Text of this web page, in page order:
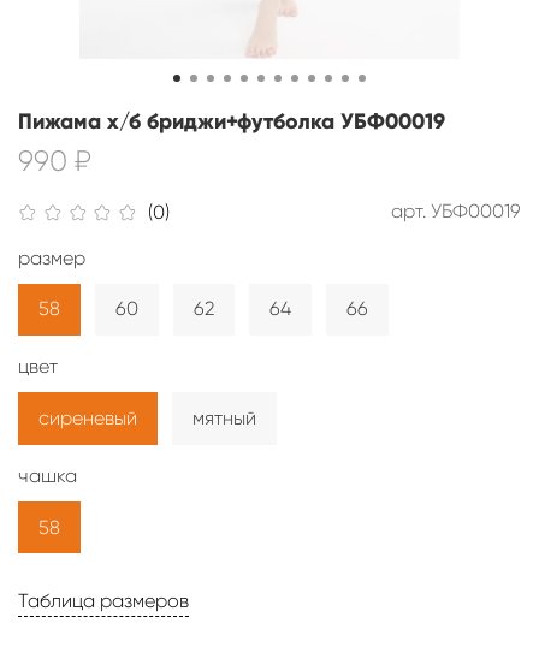
(0) арт. УБФ00019
Пижама х/б бриджи+футболка УБФ00019
990 ₽
Таблица размеров
размер
58 60 62 64 66
цвет
сиреневый мятный
чашка
58